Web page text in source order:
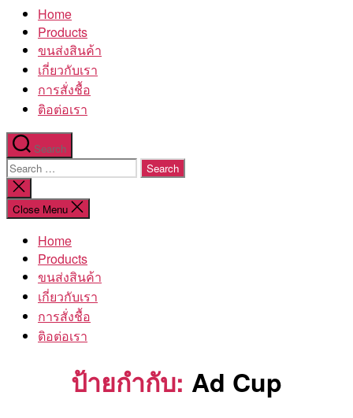
โรงงานHome
Products
ขนส่งสินค้า
เกี่ยวกับเรา
การสั่งชื้อ
ติอต่อเรา
Search
Search
for:
Close
search
Close Menu
Home
Products
ขนส่งสินค้า
เกี่ยวกับเรา
การสั่งชื้อ
ติอต่อเรา
ป้ายกำกับ: Ad Cup